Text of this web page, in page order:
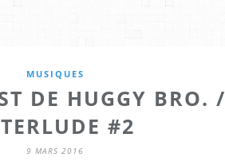
MUSIQUES
DE HUGGY BRO. /
#2
9 MARS 2016